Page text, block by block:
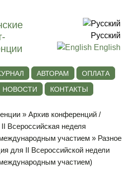
Русский
English
АВТОРАМ
ОПЛАТА
НОВОСТИ КОНТАКТЫ
»Архив конференций /
II Всероссийская неделя
участием » Разное
для II Всероссийской недели
участием)